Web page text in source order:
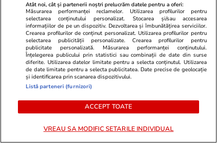
gestionarea unei crize nu este un sport
individual. Indiferent cine suntem, trecerea cu
bine printr-un șoc major necesită implicarea
fiecăruia dintre noi. Împreună suntem, la modul
cel mai pragmatic și concret, mult mai puternici.
Sesiunea online care abia s-a încheiat a fost una
transformat brainstormingul din prima etapă în
Atât noi, cât și partenerii noștri prelucrăm datele pentru a oferi:
Măsurarea performanței reclamelor. Utilizarea profilurilor pentru
selectarea conținutului personalizat. Stocarea și/sau accesarea
informațiilor de pe un dispozitiv. Dezvoltarea și îmbunătățirea serviciilor.
Crearea profilurilor de conținut personalizat. Utilizarea profilurilor pentru
selectarea publicității personalizate. Crearea profilurilor pentru
publicitate personalizată. Măsurarea performanței conținutului.
Înțelegerea publicului prin statistici sau combinații de date din surse
diferite. Utilizarea datelor limitate pentru a selecta conținutul. Utilizarea
de date limitate pentru a selecta publicitatea. Date precise de geolocație
și identificarea prin scanarea dispozitivului.
Listă parteneri (furnizori)
ACCEPT TOATE
VREAU SA MODIFIC SETARILE INDIVIDUAL